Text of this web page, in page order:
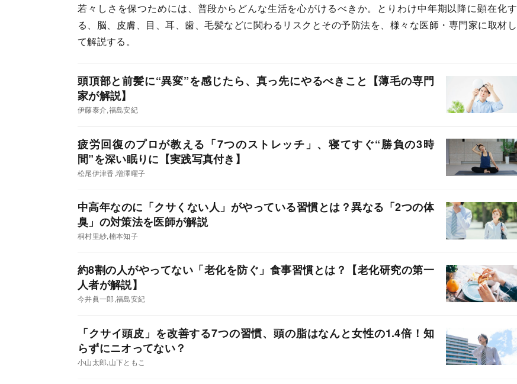
若々しさを保つためには、普段からどんな生活を心がけるべきか。とりわけ中年期以降に顕在化す
る、脳、皮膚、目、耳、歯、毛髪などに関わるリスクとその予防法を、様々な医師・専門家に取材し
て解説する。
頭頂部と前髪に“異変”を感じたら、真っ先にやるべきこと【薄毛の専門
家が解説】
伊藤泰介,福島安紀
疲労回復のプロが教える「7つのストレッチ」、寝てすぐ“勝負の3時
間”を深い眠りに【実践写真付き】
松尾伊津香,増澤曜子
中高年なのに「クサくない人」がやっている習慣とは？異なる「2つの体
臭」の対策法を医師が解説
桐村里紗,楠本知子
約8割の人がやってない「老化を防ぐ」食事習慣とは？【老化研究の第一
人者が解説】
今井眞一郎,福島安紀
「クサイ頭皮」を改善する7つの習慣、頭の脂はなんと女性の1.4倍！知
らずにニオってない？
小山太郎,山下ともこ